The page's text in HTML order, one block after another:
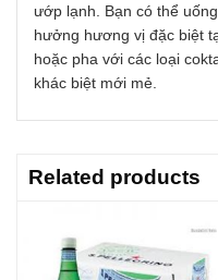
ướp lạnh. Bạn có thể
hưởng hương vị đặc biệt
hoặc pha với các loại
khác biệt mới mẻ.
Related products